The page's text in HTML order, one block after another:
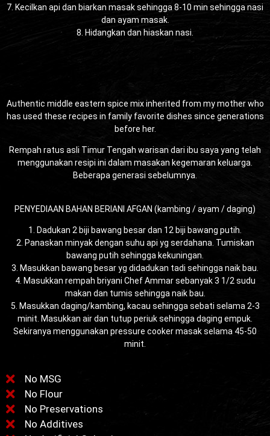
7. Kecilkan api dan biarkan masak sehingga 8-10 min sehingga nasi
dan ayam masak.
8. Hidangkan dan hiaskan nasi.
Authentic middle eastern spice mix inherited from my mother who
has used these recipes in family favorite dishes since generations
before her.
Rempah ratus asli Timur Tengah warisan dari ibu saya yang telah
menggunakan resipi ini dalam masakan kegemaran keluarga.
Beberapa generasi sebelumnya.
PENYEDIAAN BAHAN BERIANI AFGAN (kambing / ayam / daging)
1. Dadukan 2 biji bawang besar dan 12 biji bawang putih.
2. Panaskan minyak dengan suhu api yg serdahana. Tumiskan
bawang putih sehingga kekuningan.
3. Masukkan bawang besar yg didadukan tadi sehingga naik bau.
4. Masukkan rempah briyani Chef Ammar sebanyak 3 1/2 sudu
makan dan tumis sehingga naik bau.
5. Masukkan daging/kambing, kacau sehingga sebati selama 2-3
minit. Masukkan air dan tutup periuk sehingga daging empuk.
Sekiranya menggunakan pressure cooker masak selama 45-50
minit.
No MSG
No Flour
No Preservations
No Additives